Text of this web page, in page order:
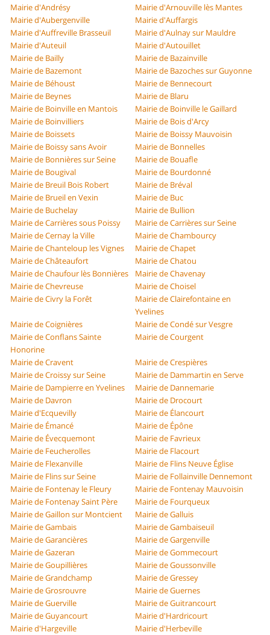
Mairie d'Andrésy
Mairie d'Arnouville lès Mantes
Mairie d'Aubergenville
Mairie d'Auffargis
Mairie d'Auffreville Brasseuil
Mairie d'Aulnay sur Mauldre
Mairie d'Auteuil
Mairie d'Autouillet
Mairie de Bailly
Mairie de Bazainville
Mairie de Bazemont
Mairie de Bazoches sur Guyonne
Mairie de Béhoust
Mairie de Bennecourt
Mairie de Beynes
Mairie de Blaru
Mairie de Boinville en Mantois
Mairie de Boinville le Gaillard
Mairie de Boinvilliers
Mairie de Bois d'Arcy
Mairie de Boissets
Mairie de Boissy Mauvoisin
Mairie de Boissy sans Avoir
Mairie de Bonnelles
Mairie de Bonnières sur Seine
Mairie de Bouafle
Mairie de Bougival
Mairie de Bourdonné
Mairie de Breuil Bois Robert
Mairie de Bréval
Mairie de Brueil en Vexin
Mairie de Buc
Mairie de Buchelay
Mairie de Bullion
Mairie de Carrières sous Poissy
Mairie de Carrières sur Seine
Mairie de Cernay la Ville
Mairie de Chambourcy
Mairie de Chanteloup les Vignes
Mairie de Chapet
Mairie de Châteaufort
Mairie de Chatou
Mairie de Chaufour lès Bonnières
Mairie de Chavenay
Mairie de Chevreuse
Mairie de Choisel
Mairie de Civry la Forêt
Mairie de Clairefontaine en
Yvelines
Mairie de Coignières
Mairie de Condé sur Vesgre
Mairie de Conflans Sainte
Honorine
Mairie de Courgent
Mairie de Cravent
Mairie de Crespières
Mairie de Croissy sur Seine
Mairie de Dammartin en Serve
Mairie de Dampierre en Yvelines
Mairie de Dannemarie
Mairie de Davron
Mairie de Drocourt
Mairie d'Ecquevilly
Mairie de Élancourt
Mairie de Émancé
Mairie de Épône
Mairie de Évecquemont
Mairie de Favrieux
Mairie de Feucherolles
Mairie de Flacourt
Mairie de Flexanville
Mairie de Flins Neuve Église
Mairie de Flins sur Seine
Mairie de Follainville Dennemont
Mairie de Fontenay le Fleury
Mairie de Fontenay Mauvoisin
Mairie de Fontenay Saint Père
Mairie de Fourqueux
Mairie de Gaillon sur Montcient
Mairie de Galluis
Mairie de Gambais
Mairie de Gambaiseuil
Mairie de Garancières
Mairie de Gargenville
Mairie de Gazeran
Mairie de Gommecourt
Mairie de Goupillières
Mairie de Goussonville
Mairie de Grandchamp
Mairie de Gressey
Mairie de Grosrouvre
Mairie de Guernes
Mairie de Guerville
Mairie de Guitrancourt
Mairie de Guyancourt
Mairie d'Hardricourt
Mairie d'Hargeville
Mairie d'Herbeville